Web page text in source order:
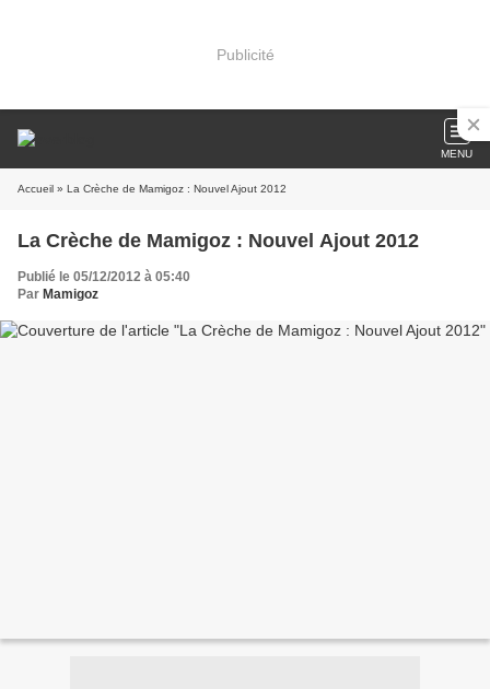
Publicité
MENU
Accueil » La Crèche de Mamigoz : Nouvel Ajout 2012
La Crèche de Mamigoz : Nouvel Ajout 2012
Publié le 05/12/2012 à 05:40
Par Mamigoz